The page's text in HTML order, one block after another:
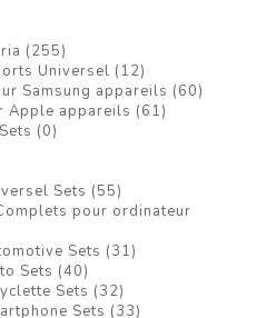
(255)
Universel (12)
Samsung appareils (60)
Apple appareils (61)
(0)
Sets (55)
pour ordinateur
Sets (31)
Sets (40)
Sets (32)
Sets (33)